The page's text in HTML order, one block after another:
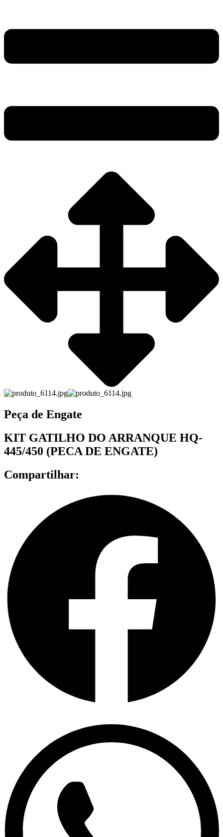
Peça de Engate
KIT GATILHO DO ARRANQUE HQ-
445/450 (PECA DE ENGATE)
Compartilhar: